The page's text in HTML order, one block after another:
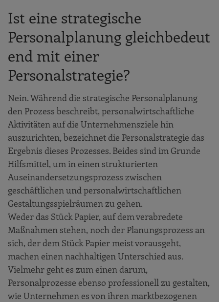
Ist eine strategische
Personalplanung gleichbedeut
end mit einer
Personalstrategie?
Nein. Während die strategische Personalplanung
den Prozess beschreibt, personalwirtschaftliche
Aktivitäten auf die Unternehmensziele hin
auszurichten, bezeichnet die Personalstrategie das
Ergebnis dieses Prozesses. Beides sind im Grunde
Hilfsmittel, um in einen strukturierten
Auseinandersetzungsprozess zwischen
geschäftlichen und personalwirtschaftlichen
Gestaltungsspielräumen zu gehen.
Weder das Stück Papier, auf dem verabredete
Maßnahmen stehen, noch der Planungsprozess an
sich, der dem Stück Papier meist vorausgeht,
machen einen nachhaltigen Unterschied aus.
Vielmehr geht es zum einen darum,
Personalprozesse ebenso professionell zu gestalten,
wie Unternehmen es von ihren marktbezogenen